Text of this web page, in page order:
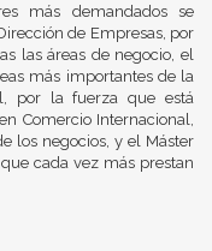
más demandados se
de Empresas, por
las áreas de negocio, el
más importantes de la
por la fuerza que está
Comercio Internacional,
los negocios, y el Máster
cada vez más prestan